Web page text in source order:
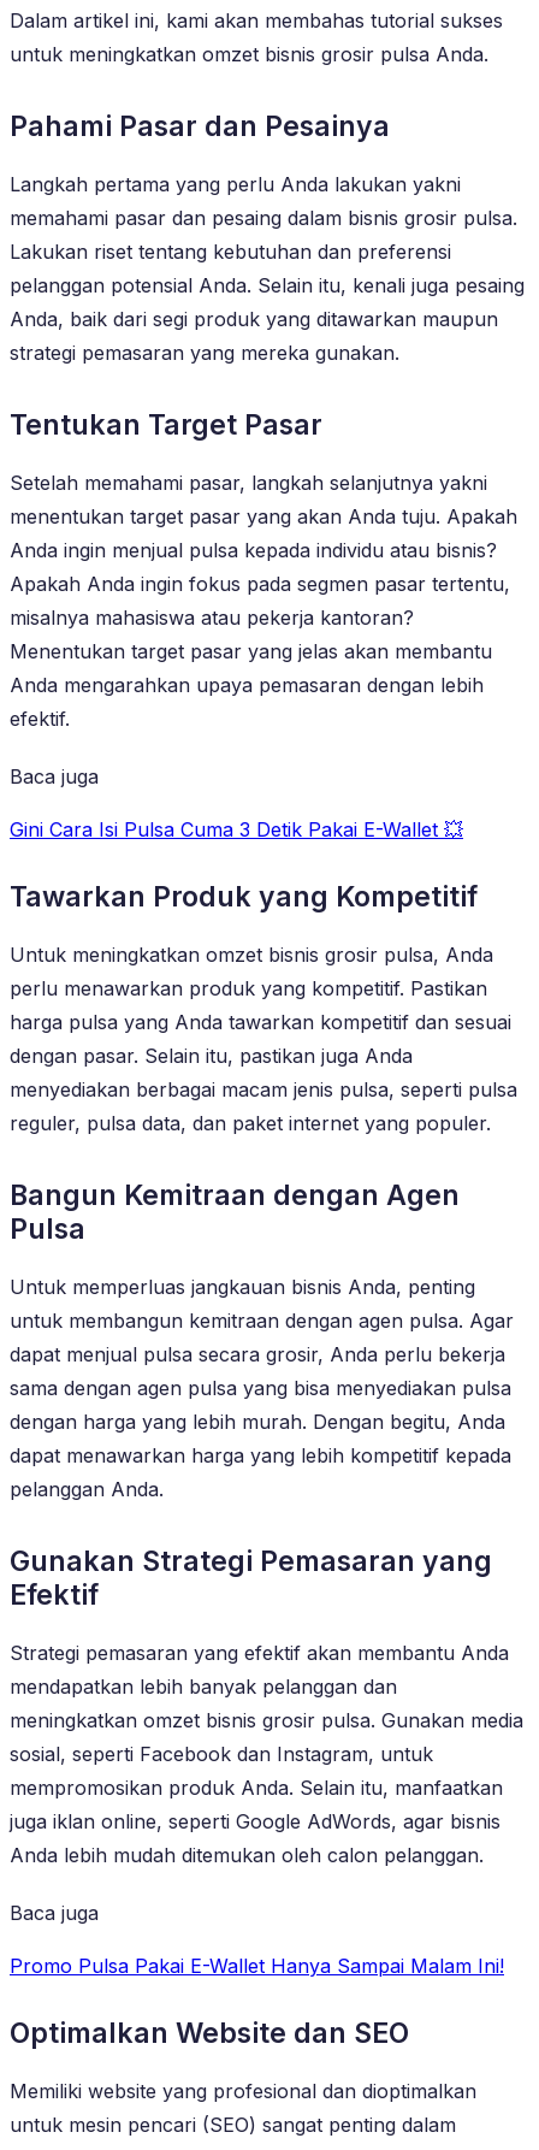
Dalam artikel ini, kami akan membahas tutorial sukses
untuk meningkatkan omzet bisnis grosir pulsa Anda.
Pahami Pasar dan Pesainya
Langkah pertama yang perlu Anda lakukan yakni
memahami pasar dan pesaing dalam bisnis grosir pulsa.
Lakukan riset tentang kebutuhan dan preferensi
pelanggan potensial Anda. Selain itu, kenali juga pesaing
Anda, baik dari segi produk yang ditawarkan maupun
strategi pemasaran yang mereka gunakan.
Tentukan Target Pasar
Setelah memahami pasar, langkah selanjutnya yakni
menentukan target pasar yang akan Anda tuju. Apakah
Anda ingin menjual pulsa kepada individu atau bisnis?
Apakah Anda ingin fokus pada segmen pasar tertentu,
misalnya mahasiswa atau pekerja kantoran?
Menentukan target pasar yang jelas akan membantu
Anda mengarahkan upaya pemasaran dengan lebih
efektif.
Baca juga
Gini Cara Isi Pulsa Cuma 3 Detik Pakai E-Wallet 💥
Tawarkan Produk yang Kompetitif
Untuk meningkatkan omzet bisnis grosir pulsa, Anda
perlu menawarkan produk yang kompetitif. Pastikan
harga pulsa yang Anda tawarkan kompetitif dan sesuai
dengan pasar. Selain itu, pastikan juga Anda
menyediakan berbagai macam jenis pulsa, seperti pulsa
reguler, pulsa data, dan paket internet yang populer.
Bangun Kemitraan dengan Agen
Pulsa
Untuk memperluas jangkauan bisnis Anda, penting
untuk membangun kemitraan dengan agen pulsa. Agar
dapat menjual pulsa secara grosir, Anda perlu bekerja
sama dengan agen pulsa yang bisa menyediakan pulsa
dengan harga yang lebih murah. Dengan begitu, Anda
dapat menawarkan harga yang lebih kompetitif kepada
pelanggan Anda.
Gunakan Strategi Pemasaran yang
Efektif
Strategi pemasaran yang efektif akan membantu Anda
mendapatkan lebih banyak pelanggan dan
meningkatkan omzet bisnis grosir pulsa. Gunakan media
sosial, seperti Facebook dan Instagram, untuk
mempromosikan produk Anda. Selain itu, manfaatkan
juga iklan online, seperti Google AdWords, agar bisnis
Anda lebih mudah ditemukan oleh calon pelanggan.
Baca juga
Promo Pulsa Pakai E-Wallet Hanya Sampai Malam Ini!
Optimalkan Website dan SEO
Memiliki website yang profesional dan dioptimalkan
untuk mesin pencari (SEO) sangat penting dalam